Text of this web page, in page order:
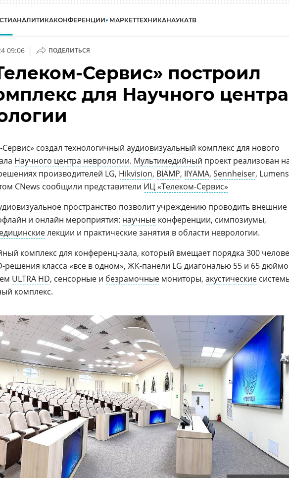
АНАЛИТИКАКОНФЕРЕНЦИИ МАРКЕТТЕХНИКАНАУКАТВ
09:06 | ПОДЕЛИТЬСЯ
Сервис» построил
для Научного центра
создал технологичный аудиовизуальный комплекс для нового
Научного центра неврологии. Мультимедийный проект реализован
производителей LG, Hikvision, BIAMP, IIYAMA, Sennheiser,
CNews сообщили представители ИЦ «Телеком-Сервис»
пространство позволит учреждению проводить внешние
и онлайн мероприятия: научные конференции, симпозиумы,
лекции и практические занятия в области неврологии.
комплекс для конференц-зала, который вмещает порядка 300
решения класса «все в одном», ЖК-панели LG диагональю 55 и 65
ULTRA HD, сенсорные и безрамочные мониторы, акустические
комплекс.